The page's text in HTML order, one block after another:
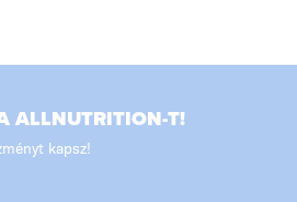
ALLNUTRITION-T!
kapsz!